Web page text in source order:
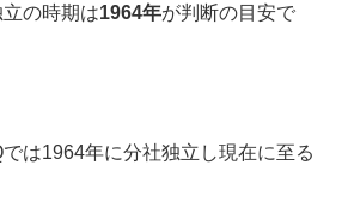
の時期は1964年が判断の目安で
は1964年に分社独立し現在に至る